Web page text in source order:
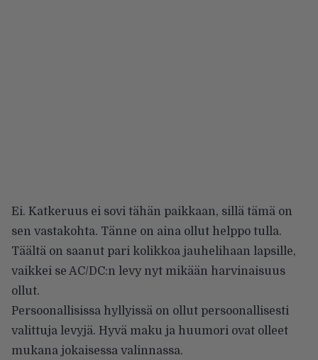
Ei. Katkeruus ei sovi tähän paikkaan, sillä tämä on
sen vastakohta. Tänne on aina ollut helppo tulla.
Täältä on saanut pari kolikkoa jauhelihaan lapsille,
vaikkei se AC/DC:n levy nyt mikään harvinaisuus
ollut.
Persoonallisissa hyllyissä on ollut persoonallisesti
valittuja levyjä. Hyvä maku ja huumori ovat olleet
mukana jokaisessa valinnassa.